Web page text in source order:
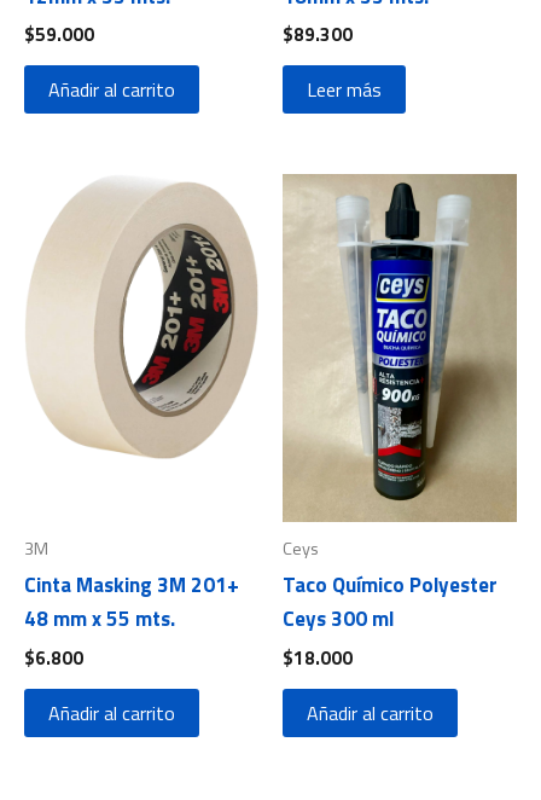
$59.000
Añadir al carrito
$89.300
Leer más
3M
Cinta Masking 3M 201+
48 mm x 55 mts.
$6.800
Añadir al carrito
Ceys
Taco Químico Polyester
Ceys 300 ml
$18.000
Añadir al carrito